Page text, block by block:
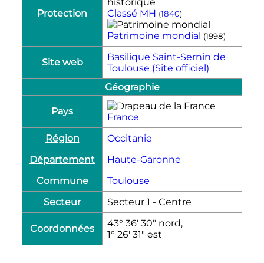
Protection Classé MH (1840)
Patrimoine mondial (1998)
Site web
Basilique Saint-Sernin de
Toulouse (Site officiel)
Géographie
Pays
France
Région
Occitanie
Département
Haute-Garonne
Commune
Toulouse
Secteur
Secteur 1 - Centre
Coordonnées
43° 36′ 30″ nord,
1° 26′ 31″ est